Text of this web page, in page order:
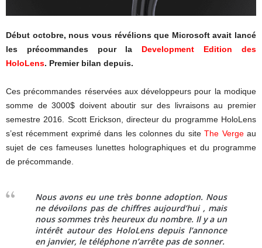
Début octobre, nous vous révélions que Microsoft avait lancé
les précommandes pour la Development Edition des
HoloLens. Premier bilan depuis.
Ces précommandes réservées aux développeurs pour la modique
somme de 3000$ doivent aboutir sur des livraisons au premier
semestre 2016. Scott Erickson, directeur du programme HoloLens
s’est récemment exprimé dans les colonnes du siteThe Vergeau
sujet de ces fameuses lunettes holographiques et du programme
de précommande.
Nous avons eu une très bonne adoption. Nous
ne dévoilons pas de chiffres aujourd’hui , mais
nous sommes très heureux du nombre. Il y a un
intérêt autour des HoloLens depuis l’annonce
en janvier, le téléphone n’arrête pas de sonner.